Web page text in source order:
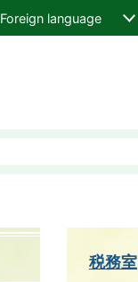
Foreign language
税務室